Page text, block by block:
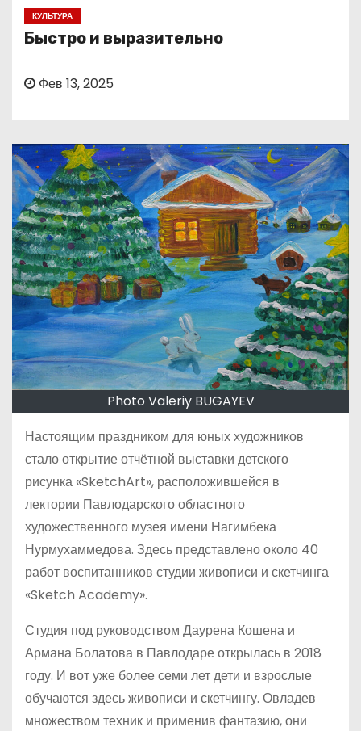
КУЛЬТУРА
Быстро и выразительно
Фев 13, 2025
Photo Valeriy BUGAYEV
Настоящим праздником для юных художников
стало открытие отчётной выставки детского
рисунка «SketchArt», расположившейся в
лектории Павлодарского областного
художественного музея имени Нагимбека
Нурмухаммедова. Здесь представлено около 40
работ воспитанников студии живописи и скетчинга
«Sketch Academy».
Студия под руководством Даурена Кошена и
Армана Болатова в Павлодаре открылась в 2018
году. И вот уже более семи лет дети и взрослые
обучаются здесь живописи и скетчингу. Овладев
множеством техник и применив фантазию, они